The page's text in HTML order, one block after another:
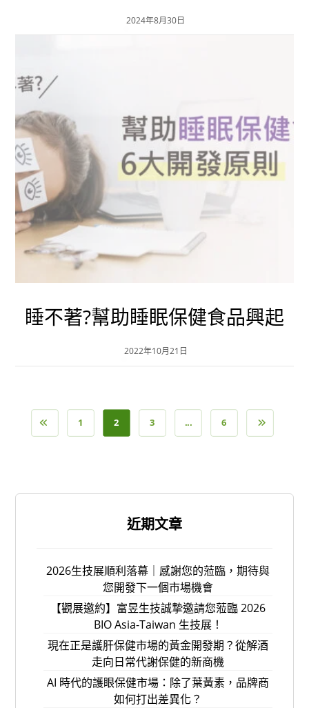
2024年8月30日
睡不著?幫助睡眠保健食品興起
2022年10月21日
1 2 3 ... 6
近期文章
2026生技展順利落幕｜感謝您的蒞臨，期待與
您開發下一個市場機會
【觀展邀約】富昱生技誠摯邀請您蒞臨 2026
BIO Asia-Taiwan 生技展！
現在正是護肝保健市場的黃金開發期？從解酒
走向日常代謝保健的新商機
AI 時代的護眼保健市場：除了葉黃素，品牌商
如何打出差異化？